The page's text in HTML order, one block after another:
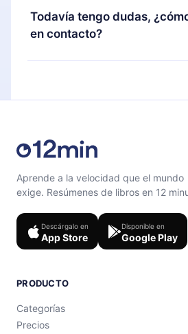
También puedes leer o
favoritos sin conexión y
puedes cancelar en cualquier
próximo ciclo de facturación no
Todavía tengo dudas,
en contacto?
Siéntete libre de contactarnos
Aprende a la velocidad que el mundo
exige. Resúmenes de libros en 12
Descárgalo en
App Store
Disponible en
Google Play
PRODUCTO
Categorías
Precios